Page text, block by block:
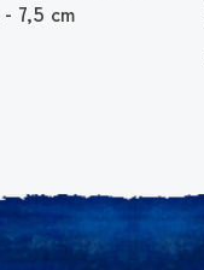
- 7,5 cm